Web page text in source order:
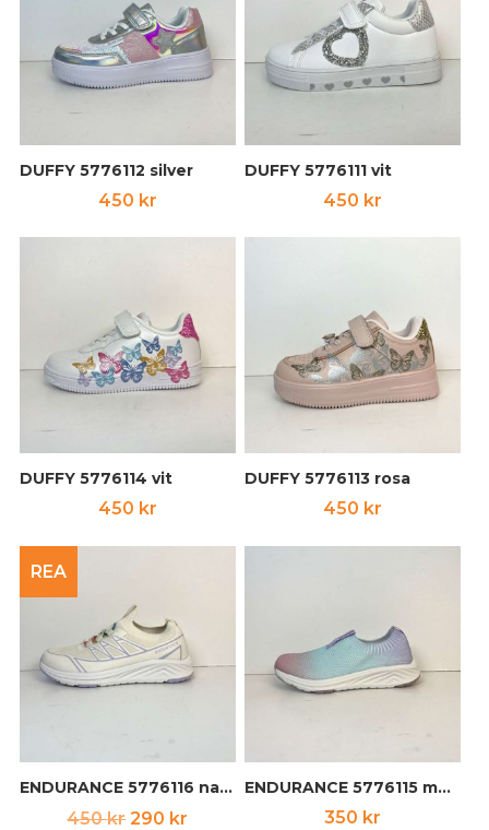
450 kr.350 kr.
390 kr.290 kr.
DUFFY 5776111 vit
450 kr
DUFFY 5776112 silver
450 kr
DUFFY 5776113 rosa
450 kr
DUFFY 5776114 vit
450 kr
ENDURANCE 5776115 multi
350 kr
REA
ENDURANCE 5776116 naturvit/lila
450krDet
290 kr